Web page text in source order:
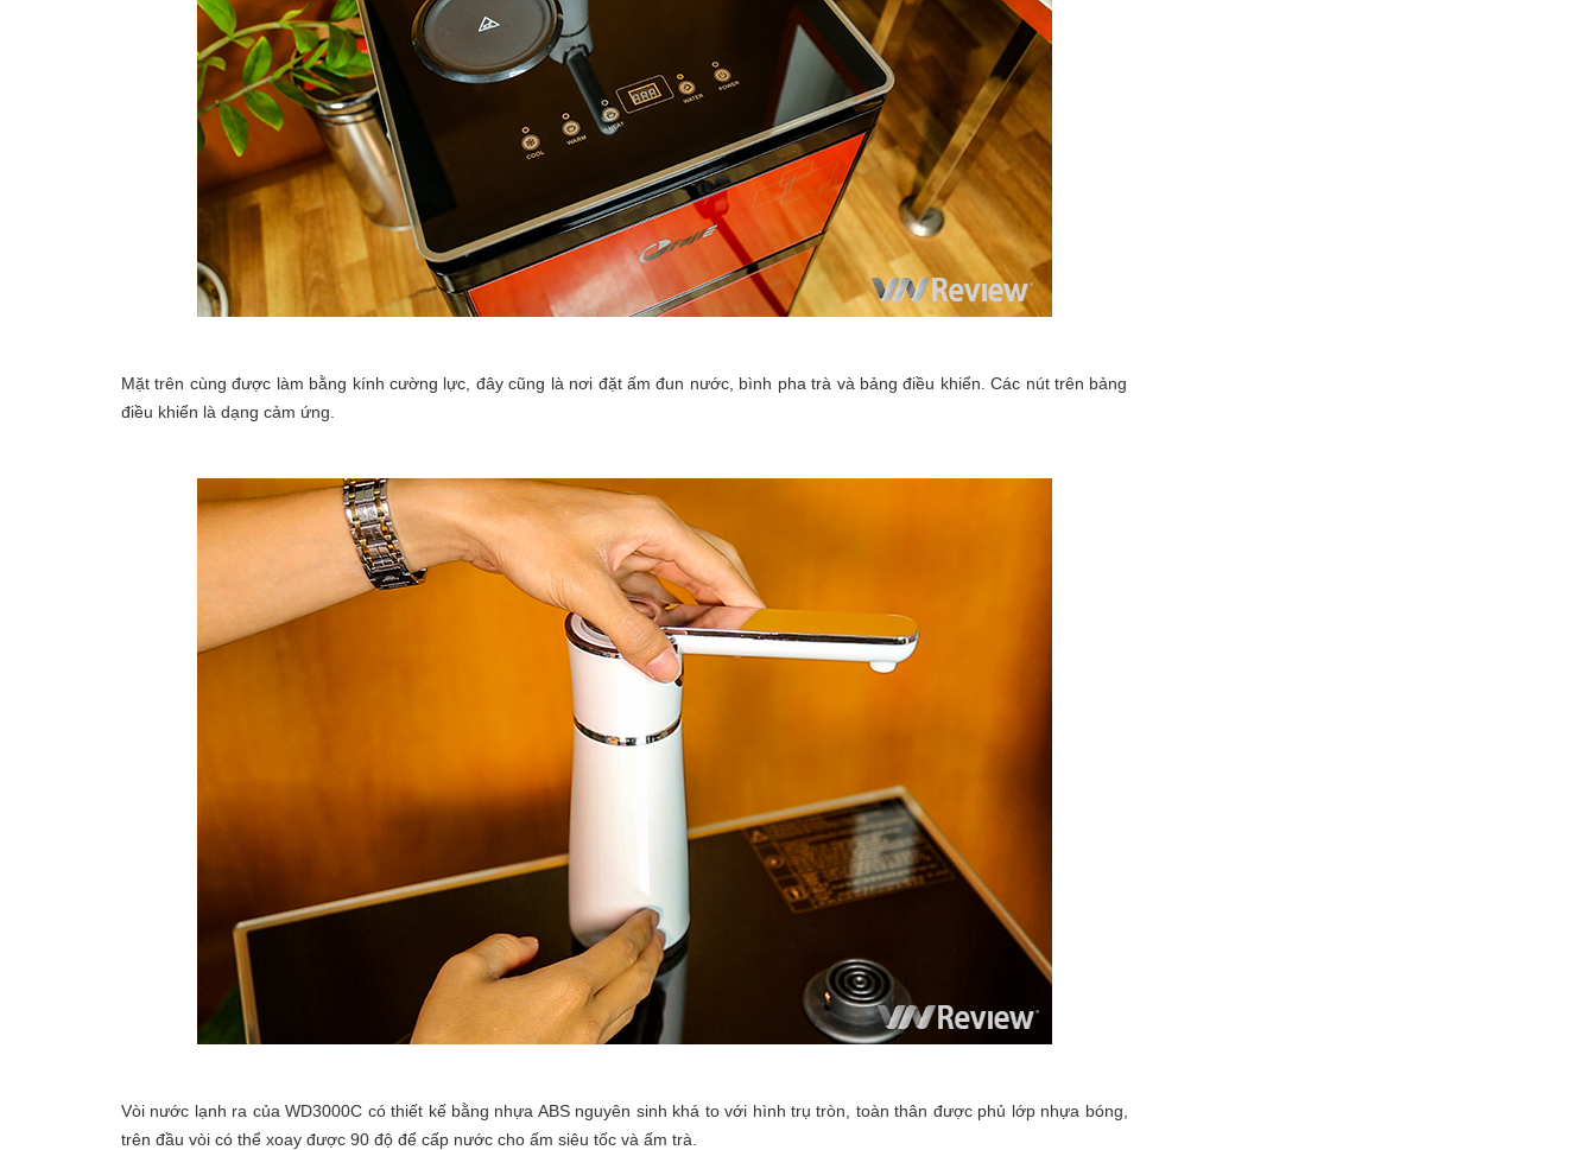
Mặt trên cùng được làm bằng kính cường lực, đây cũng là nơi đặt ấm đun nước, bình pha trà và bảng điều khiển. Các nút trên bảng
điều khiển là dạng cảm ứng.
Vòi nước lạnh ra của WD3000C có thiết kế bằng nhựa ABS nguyên sinh khá to với hình trụ tròn, toàn thân được phủ lớp nhựa bóng,
trên đầu vòi có thể xoay được 90 độ để cấp nước cho ấm siêu tốc và ấm trà.